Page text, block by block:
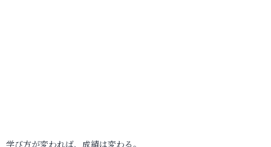
学び方が変われば、成績は変わる。